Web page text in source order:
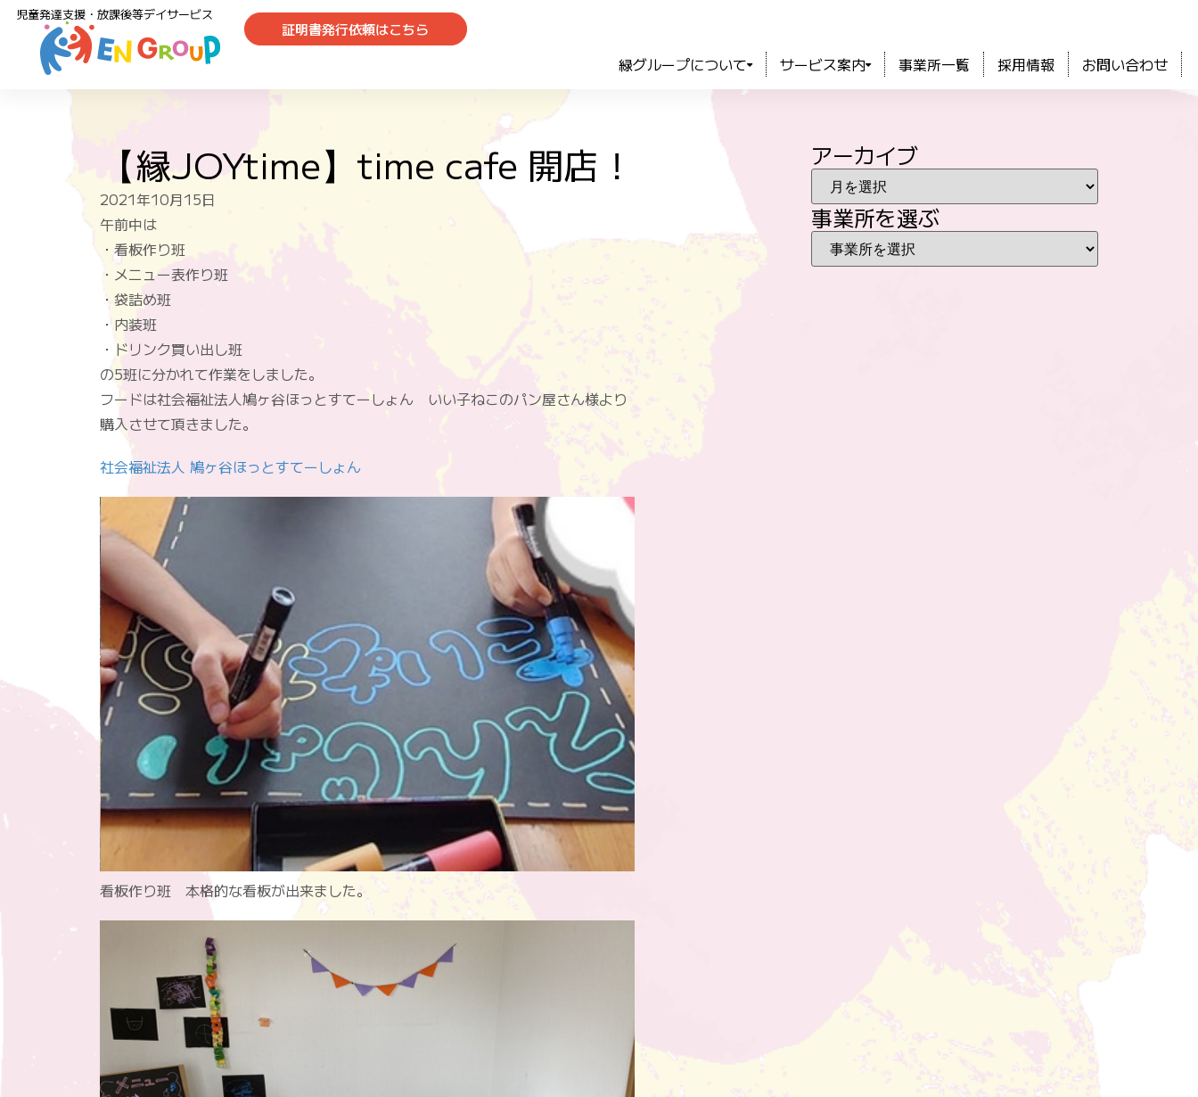
児童発達支援・放課後等デイサービス
証明書発行依頼はこちら
緑グループについて サービス案内 事業所一覧 採用情報 お問い合わせ
【縁JOYtime】time cafe 開店！
2021年10月15日
午前中は
・看板作り班
・メニュー表作り班
・袋詰め班
・内装班
・ドリンク買い出し班
の5班に分かれて作業をしました。
フードは社会福祉法人鳩ヶ谷ほっとすてーしょん いい子ねこのパン屋さん様より
購入させて頂きました。
社会福祉法人 鳩ヶ谷ほっとすてーしょん
看板作り班 本格的な看板が出来ました。
アーカイブ
事業所を選ぶ